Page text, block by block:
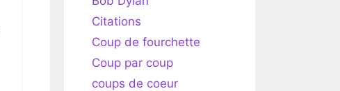
Citations
Coup de fourchette
Coup par coup
coups de coeur